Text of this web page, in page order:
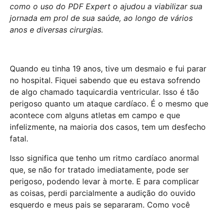
como o uso do PDF Expert o ajudou a viabilizar sua
jornada em prol de sua saúde, ao longo de vários
anos e diversas cirurgias.
Quando eu tinha 19 anos, tive um desmaio e fui parar
no hospital. Fiquei sabendo que eu estava sofrendo
de algo chamado taquicardia ventricular. Isso é tão
perigoso quanto um ataque cardíaco. É o mesmo que
acontece com alguns atletas em campo e que
infelizmente, na maioria dos casos, tem um desfecho
fatal.
Isso significa que tenho um ritmo cardíaco anormal
que, se não for tratado imediatamente, pode ser
perigoso, podendo levar à morte. E para complicar
as coisas, perdi parcialmente a audição do ouvido
esquerdo e meus pais se separaram. Como você